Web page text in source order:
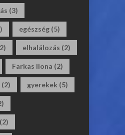
(3)
egészség (5)
elhalálozás (2)
Farkas Ilona (2)
(2) gyerekek (5)
(2)